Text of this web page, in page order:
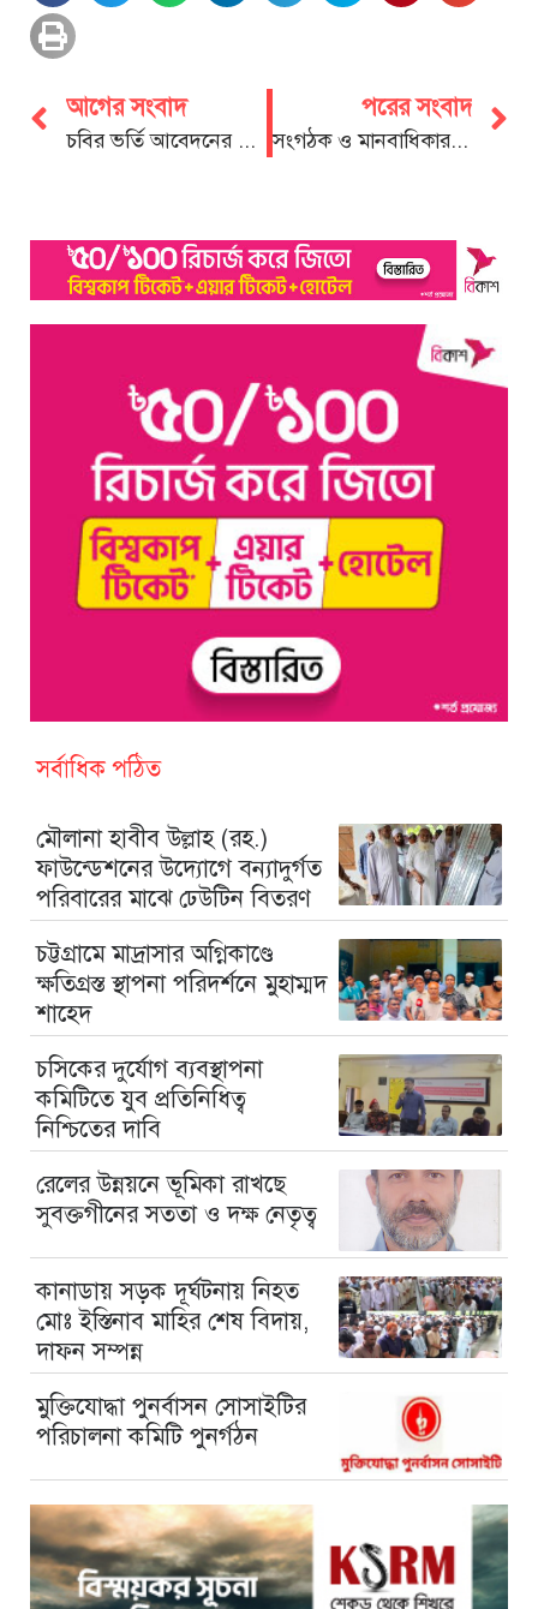
আগের সংবাদ
চবির ভর্তি আবেদনের ফি দেওয়া যাচ্ছে ৪ জানুয়ারি থেকে
পরের সংবাদ
সংগঠক ও মানবাধিকার কর্মী সুমন বড়ুয়া চৌধুরীকে সংবর্ধনা
সর্বাধিক পঠিত
মৌলানা হাবীব উল্লাহ (রহ.)
ফাউন্ডেশনের উদ্যোগে বন্যাদুর্গত
পরিবারের মাঝে ঢেউটিন বিতরণ
চট্টগ্রামে মাদ্রাসার অগ্নিকাণ্ডে
ক্ষতিগ্রস্ত স্থাপনা পরিদর্শনে মুহাম্মদ
শাহেদ
চসিকের দুর্যোগ ব্যবস্থাপনা
কমিটিতে যুব প্রতিনিধিত্ব
নিশ্চিতের দাবি
রেলের উন্নয়নে ভূমিকা রাখছে
সুবক্তগীনের সততা ও দক্ষ নেতৃত্ব
কানাডায় সড়ক দূর্ঘটনায় নিহত
মোঃ ইস্তিনাব মাহির শেষ বিদায়,
দাফন সম্পন্ন
মুক্তিযোদ্ধা পুনর্বাসন সোসাইটির
পরিচালনা কমিটি পুনর্গঠন